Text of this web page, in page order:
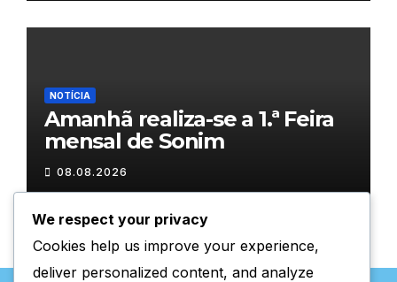
NOTÍCIA
Amanhã realiza-se a 1.ª Feira
mensal de Sonim
08.08.2026
We respect your privacy
Cookies help us improve your experience,
deliver personalized content, and analyze